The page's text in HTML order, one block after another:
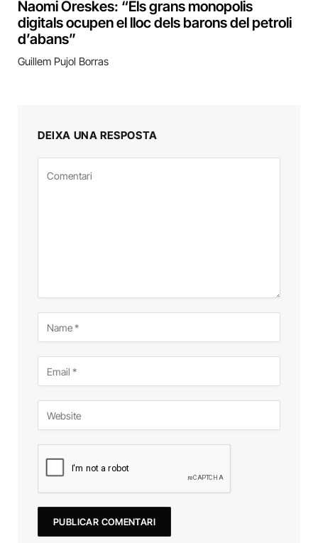
Naomi Oreskes: “Els grans monopolis
digitals ocupen el lloc dels barons del petroli
d’abans”
Guillem Pujol Borras
DEIXA UNA RESPOSTA